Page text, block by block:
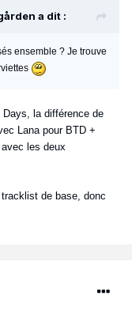
a dit :
ensemble ? Je trouve
la différence de
Lana pour BTD +
les deux
de base, donc